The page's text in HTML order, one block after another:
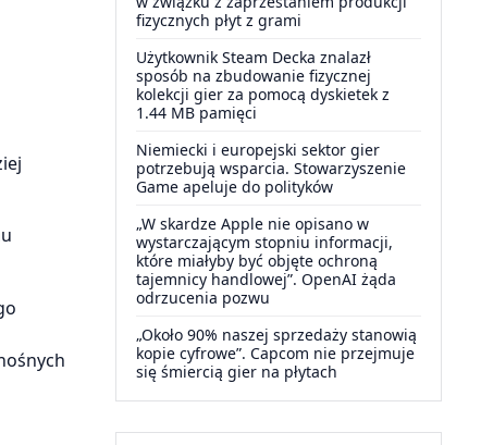
fizycznych płyt z grami
Użytkownik Steam Decka znalazł
sposób na zbudowanie fizycznej
kolekcji gier za pomocą dyskietek z
1.44 MB pamięci
Niemiecki i europejski sektor gier
potrzebują wsparcia. Stowarzyszenie
Game apeluje do polityków
„W skardze Apple nie opisano w
wystarczającym stopniu informacji,
które miałyby być objęte ochroną
tajemnicy handlowej”. OpenAI żąda
odrzucenia pozwu
„Około 90% naszej sprzedaży stanowią
kopie cyfrowe”. Capcom nie przejmuje
się śmiercią gier na płytach